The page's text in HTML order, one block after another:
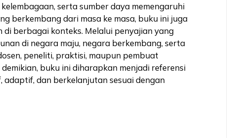
serta sumber daya memengaruhi
berkembang dari masa ke masa, buku ini juga
berbagai konteks. Melalui penyajian yang
di negara maju, negara berkembang, serta
peneliti, praktisi, maupun pembuat
buku ini diharapkan menjadi referensi
dan berkelanjutan sesuai dengan